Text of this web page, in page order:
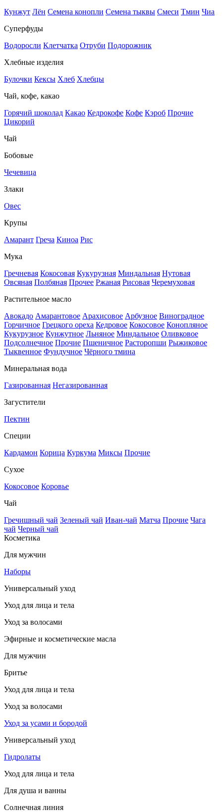
Кунжут Лён Семена конопли Семена тыквы Смеси Тмин Чиа
Суперфуды
Водоросли Клетчатка Отруби Подорожник
Хлебные изделия
Булочки Кексы Хлеб Хлебцы
Чай, кофе, какао
Горячий шоколад Какао Кедрокофе Кофе Кэроб Прочие
Цикорий
Чай
Бобовые
Чечевица
Злаки
Овес
Крупы
Амарант Греча Киноа Рис
Мука
Гречневая Кокосовая Кукурузная Миндальная Нутовая
Овсяная Полбяная Прочее Ржаная Рисовая Черемуховая
Растительное масло
Авокадо Амарантовое Арахисовое Арбузное Виноградное
Горчичное Грецкого ореха Кедровое Кокосовое Конопляное
Кукурузное Кунжутное Льняное Миндальное Оливковое
Подсолнечное Прочие Пшеничное Расторопши Рыжиковое
Тыквенное Фундучное Чёрного тмина
Минеральная вода
Газированная Негазированная
Загустители
Пектин
Специи
Кардамон Корица Куркума Миксы Прочие
Сухое
Кокосовое Коровье
Чай
Гречишный чай Зеленый чай Иван-чай Матча Прочие Чага
чай Черный чай
Косметика
Для мужчин
Наборы
Универсальный уход
Уход для лица и тела
Уход за волосами
Эфирные и косметические масла
Для мужчин
Бритье
Уход для лица и тела
Уход за волосами
Уход за усами и бородой
Универсальный уход
Гидролаты
Уход для лица и тела
Для душа и ванны
Солнечная линия